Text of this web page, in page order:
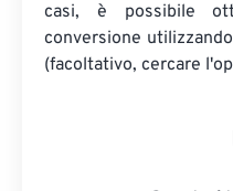
casi, è possibile
conversione
(facoltativo, cercare